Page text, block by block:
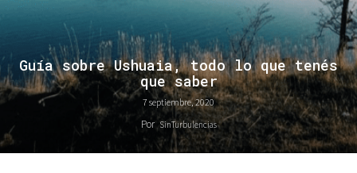
Guía sobre Ushuaia, todo lo que tenés
que saber
7 septiembre, 2020
Por SinTurbulencias